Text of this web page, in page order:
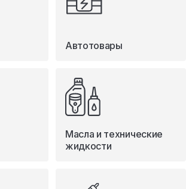
Автотовары
Масла и технические
жидкости